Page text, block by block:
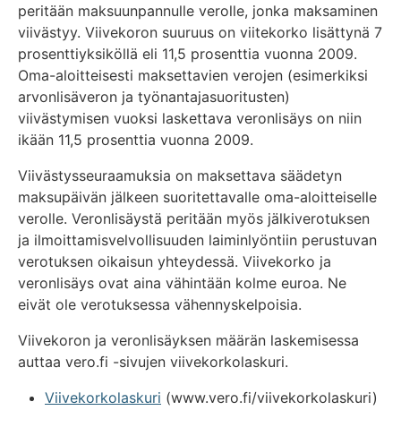
peritään maksuunpannulle verolle, jonka maksaminen
viivästyy. Viivekoron suuruus on viitekorko lisättynä 7
prosenttiyksiköllä eli 11,5 prosenttia vuonna 2009.
Oma-aloitteisesti maksettavien verojen (esimerkiksi
arvonlisäveron ja työnantajasuoritusten)
viivästymisen vuoksi laskettava veronlisäys on niin
ikään 11,5 prosenttia vuonna 2009.
Viivästysseuraamuksia on maksettava säädetyn
maksupäivän jälkeen suoritettavalle oma-aloitteiselle
verolle. Veronlisäystä peritään myös jälkiverotuksen
ja ilmoittamisvelvollisuuden laiminlyöntiin perustuvan
verotuksen oikaisun yhteydessä. Viivekorko ja
veronlisäys ovat aina vähintään kolme euroa. Ne
eivät ole verotuksessa vähennyskelpoisia.
Viivekoron ja veronlisäyksen määrän laskemisessa
auttaa vero.fi -sivujen viivekorkolaskuri.
Viivekorkolaskuri (www.vero.fi/viivekorkolaskuri)